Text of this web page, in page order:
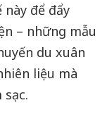
này để đẩy
– những mẫu
du xuân
liệu mà